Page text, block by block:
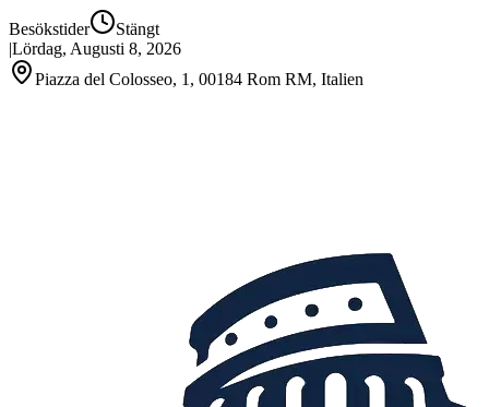
Besökstider
Stängt
|Lördag, Augusti 8, 2026
Piazza del Colosseo, 1, 00184 Rom RM, Italien